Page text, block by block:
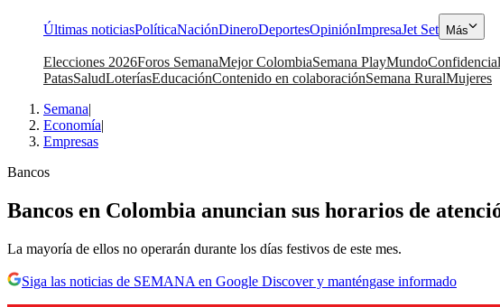
Últimas noticiasPolíticaNaciónDineroDeportesOpiniónImpresaJet Set Más
Elecciones 2026Foros SemanaMejor ColombiaSemana PlayMundo
PatasSaludLoteríasEducaciónContenido en colaboraciónSemana RuralMujeres
Semana|
Economía|
Empresas
Bancos
Bancos en Colombia anuncian sus horarios de
La mayoría de ellos no operarán durante los días festivos de este mes.
Siga las noticias de SEMANA en Google Discover y manténgase informado